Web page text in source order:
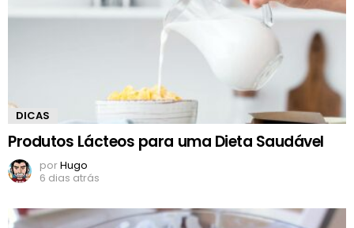
DICAS
Produtos Lácteos para uma Dieta Saudável
porHugo
6 dias atrás